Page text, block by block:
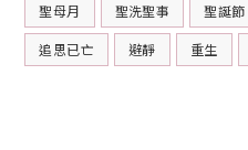
聖母月 聖洗聖事 聖誕節
追思已亡 避靜 重生